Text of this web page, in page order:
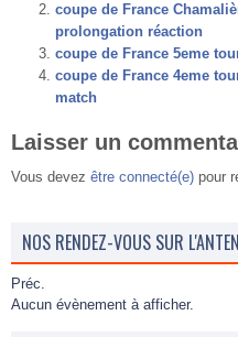
coupe de France
prolongation réaction
coupe de France 5eme
coupe de France 4eme
match
Laisser un
Vous devez être connecté(e) pour
NOS RENDEZ-VOUS SUR
Préc.
Aucun évènement à afficher.